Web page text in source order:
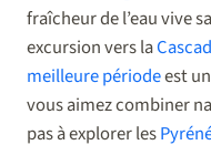
fraîcheur de l’eau vive
excursion vers la
meilleure périodeest
vous aimez combiner
pas à explorer les